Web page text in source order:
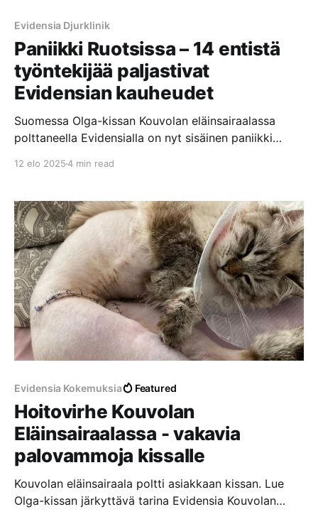
Evidensia Djurklinik
Paniikki Ruotsissa – 14 entistä
työntekijää paljastivat
Evidensian kauheudet
Suomessa Olga-kissan Kouvolan eläinsairaalassa
polttaneella Evidensialla on nyt sisäinen paniikki
Radion P3 Nyheter dokumenttiohjelmassa.
Dokumentissa nämä henkilöt väittävät, että
Evidensian keskittyminen voittojen maksimointiin
vaikuttaa negatiivisesti hoidon laatuun. Eläimet
jätetään makaamaan omaan ulosteeseensa ja että
12 elo 20254 min read
Evidensia Kokemuksia Featured
Hoitovirhe Kouvolan
Eläinsairaalassa - vakavia
palovammoja kissalle
Kouvolan eläinsairaala poltti asiakkaan kissan. Lue
Olga-kissan järkyttävä tarina Evidensia Kouvolan